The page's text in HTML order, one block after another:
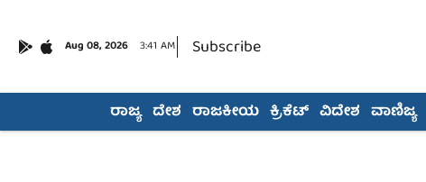
Aug 08, 2026 3:41 AM Subscribe
ರಾಜ್ಯ ದೇಶ ರಾಜಕೀಯ ಕ್ರಿಕೆಟ್ ವಿದೇಶ ವಾಣಿಜ್ಯ